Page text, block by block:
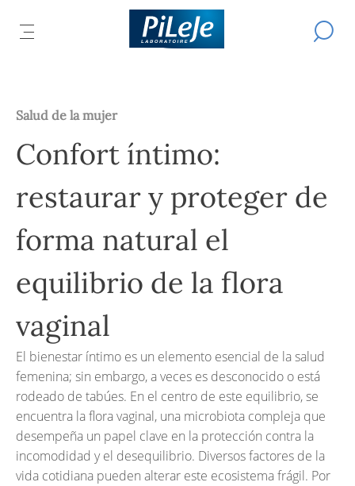
ABRIR
PRINCIPAL
Todos
los
Efectuar
una
Salud de la mujer
Confort íntimo:
restaurar y proteger de
forma natural el
equilibrio de la flora
vaginal
El bienestar íntimo es un elemento esencial de la salud
femenina; sin embargo, a veces es desconocido o está
rodeado de tabúes. En el centro de este equilibrio, se
encuentra la flora vaginal, una microbiota compleja que
desempeña un papel clave en la protección contra la
incomodidad y el desequilibrio. Diversos factores de la
vida cotidiana pueden alterar este ecosistema frágil. Por